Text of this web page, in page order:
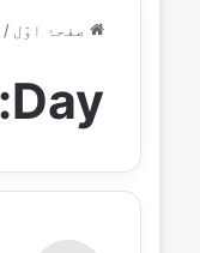
صفحۂ اوّل /
Day: